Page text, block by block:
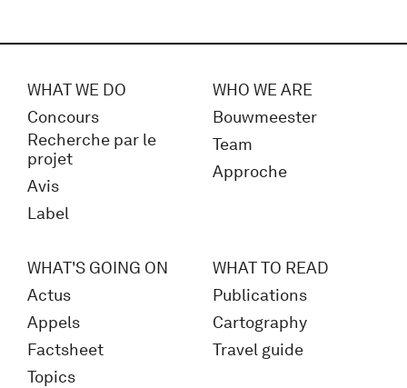
WHAT WE DO
Concours
Recherche par le
projet
Avis
Label
WHO WE ARE
Bouwmeester
Team
Approche
WHAT'S GOING ON
Actus
Appels
Factsheet
Topics
WHAT TO READ
Publications
Cartography
Travel guide